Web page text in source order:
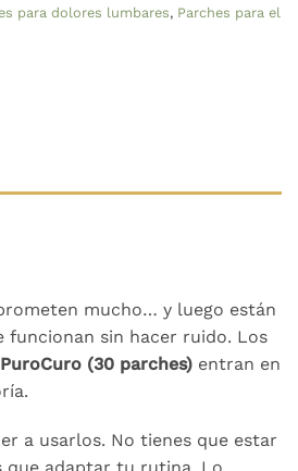
para dolores lumbares, Parches para el
mucho… y luego están
funcionan sin hacer ruido. Los
(30 parches) entran en
a usarlos. No tienes que estar